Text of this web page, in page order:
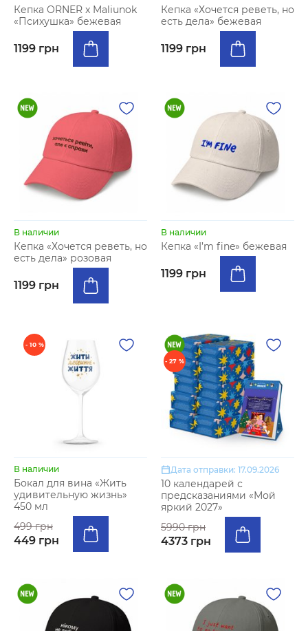
Кепка ORNER x Maliunok
«Психушка» бежевая
1199 грн
Кепка «Хочется реветь, но
есть дела» бежевая
1199 грн
В наличии
Кепка «Хочется реветь, но
есть дела» розовая
1199 грн
В наличии
Кепка «I’m fine» бежевая
1199 грн
- 10 %
В наличии
Бокал для вина «Жить
удивительную жизнь»
450 мл
499 грн
449 грн
- 27 %
Дата отправки: 17.09.2026
10 календарей с
предсказаниями «Мой
яркий 2027»
5990 грн
4373 грн